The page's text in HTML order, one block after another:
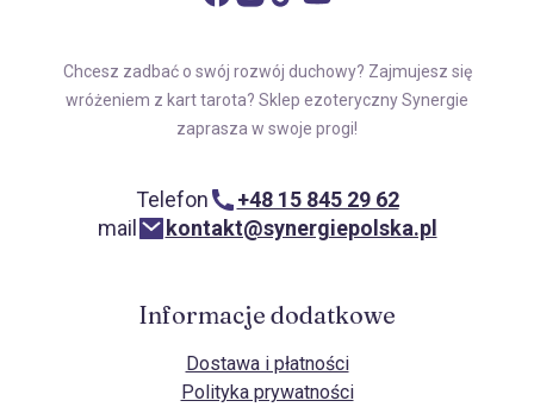
Chcesz zadbać o swój rozwój duchowy? Zajmujesz się
wróżeniem z kart tarota? Sklep ezoteryczny Synergie
zaprasza w swoje progi!
Telefon
+48 15 845 29 62
mail
kontakt@synergiepolska.pl
Informacje dodatkowe
Dostawa i płatności
Polityka prywatności